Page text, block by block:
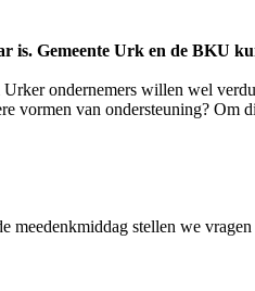
is. Gemeente Urk en de BKU
ondernemers willen wel
vormen van ondersteuning? Om
meedenkmiddag stellen we vragen